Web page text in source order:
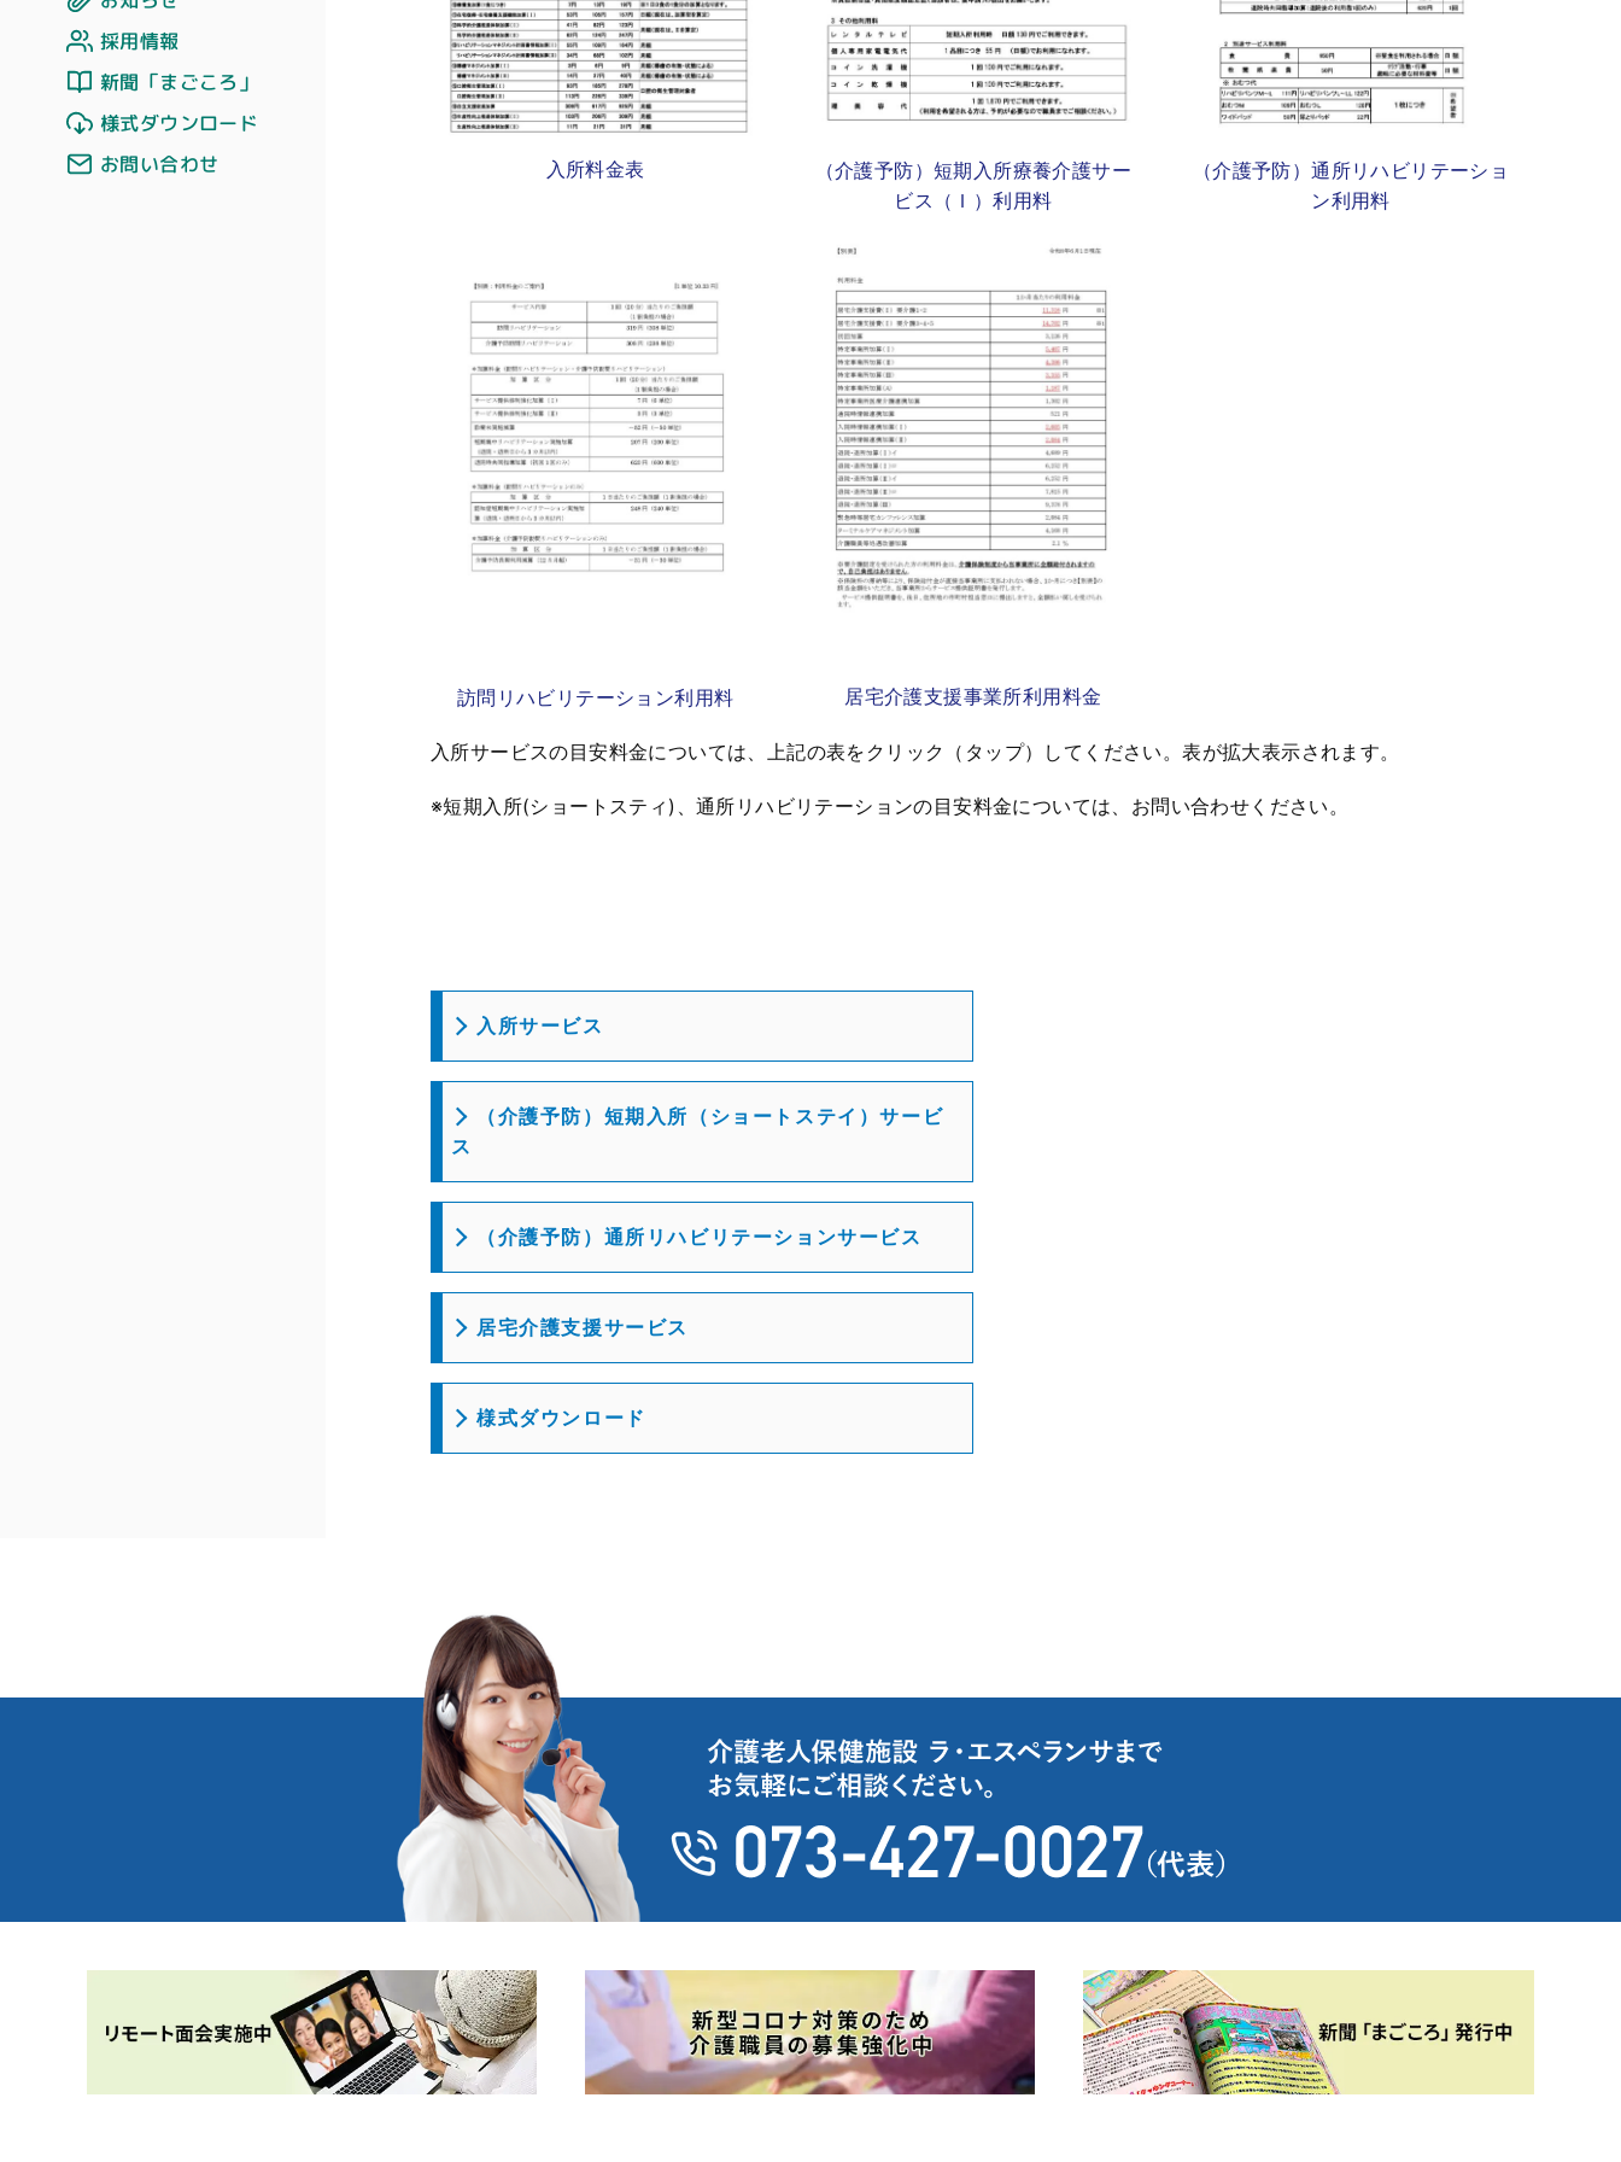
採用情報
新聞「まごころ」
様式ダウンロード
お問い合わせ 入所料金表
（介護予防）短期入所療養介護サー
ビス（Ｉ）利用料
（介護予防）通所リハビリテーショ
ン利用料
訪問リハビリテーション利用料 居宅介護支援事業所利用料金
入所サービスの目安料金については、上記の表をクリック（タップ）してください。表が拡大表示されます。
※短期入所(ショートスティ)、通所リハビリテーションの目安料金については、お問い合わせください。
入所サービス
（介護予防）短期入所（ショートステイ）サービ
ス
（介護予防）通所リハビリテーションサービス
居宅介護支援サービス
様式ダウンロード